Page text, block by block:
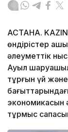
АСТАНА.
өндірістер
әлеуметтік
Ауыл
тұрғын үй
экономикасын
тұрмыс